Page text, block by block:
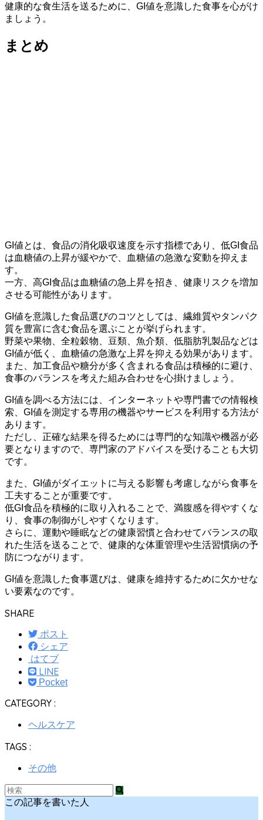
健康的な食生活を送るために、GI値を意識した食事を心がけ
ましょう。
まとめ
GI値とは、 食品の消化吸収速度を示す指標であり、低GI食品
は血糖値の上昇が緩やかで、血糖値の急激な変動を抑えま
す。
一方、高GI食品は血糖値の急上昇を招き、健康リスクを増加
させる可能性があります。
GI値を意識した食品選びのコツとしては、 繊維質やタンパク
質を豊富に含む食品を選ぶこと が挙げられます。
野菜や果物、全粒穀物、豆類、魚介類、低脂肪乳製品などは
GI値が低く、血糖値の急激な上昇を抑える効果があります。
また、加工食品や糖分が多く含まれる食品は積極的に避け、
食事のバランスを考えた組み合わせを心掛けましょう。
GI値を調べる方法には、 インターネットや専門書での情報検
索、GI値を測定する専用の機器やサービスを利用する方法が
あります。
ただし、正確な結果を得るためには専門的な知識や機器が必
要となりますので、専門家のアドバイスを受けることも大切
です。
また、 GI値がダイエットに与える影響も考慮しながら食事を
工夫することが重要です。
低GI食品を積極的に取り入れることで、満腹感を得やすくな
り、食事の制御がしやすくなります。
さらに、運動や睡眠などの健康習慣と合わせてバランスの取
れた生活を送ることで、健康的な体重管理や生活習慣病の予
防につながります。
GI値を意識した食事選びは、健康を維持するために欠かせな
い要素なのです。
SHARE
ポスト
シェア
はてブ
LINE
Pocket
CATEGORY :
ヘルスケア
TAGS :
その他
この記事を書いた人